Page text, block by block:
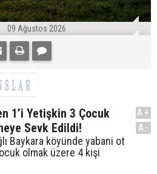
09 Ağustos 2026
1’i Yetişkin 3 Çocuk
Sevk Edildi!
Baykara köyünde yabani ot
olmak üzere 4 kişi
A+
A-